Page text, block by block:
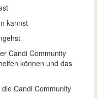
kannst
Candi Community
können und das
Candi Community